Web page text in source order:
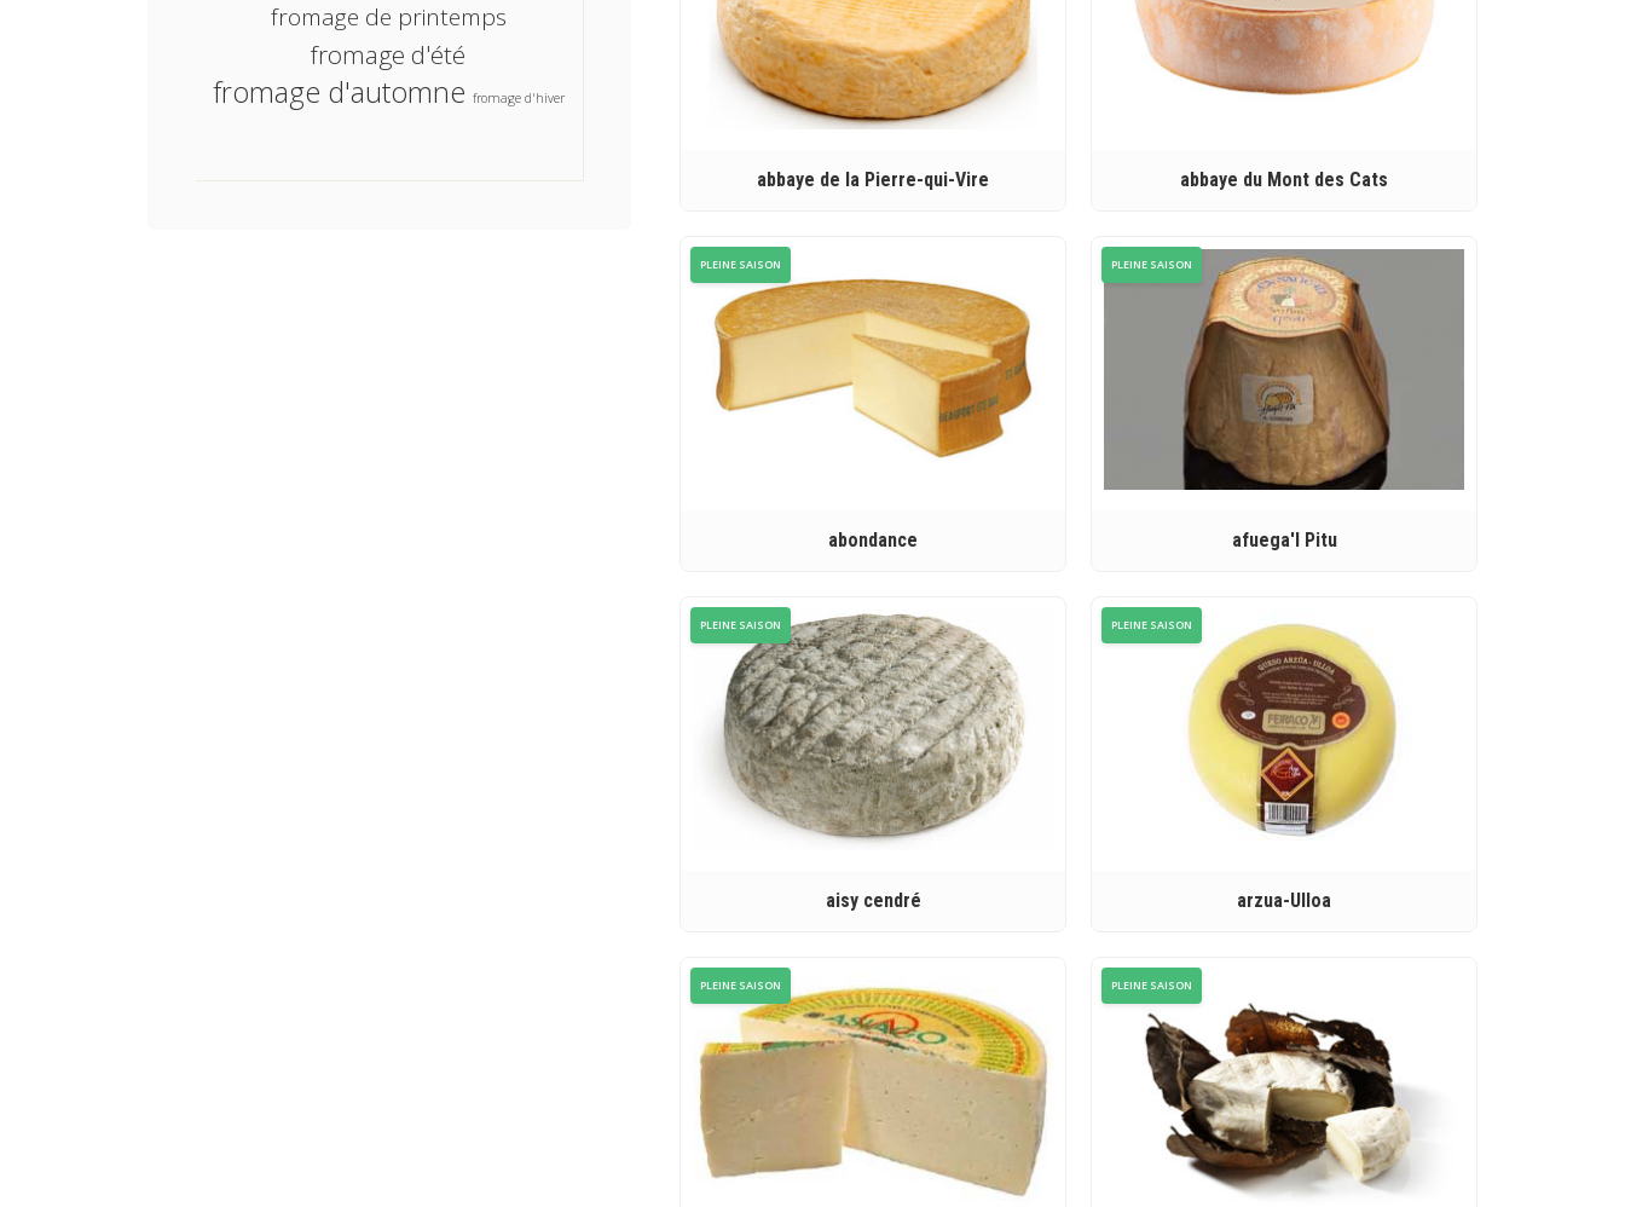
fromage de printemps
fromage d'été
fromage d'automne fromage d'hiver
abbaye de la Pierre-qui-Vire abbaye du Mont des Cats
PLEINE SAISON
abondance
PLEINE SAISON
afuega'l Pitu
PLEINE SAISON
aisy cendré
PLEINE SAISON
arzua-Ulloa
PLEINE SAISON PLEINE SAISON